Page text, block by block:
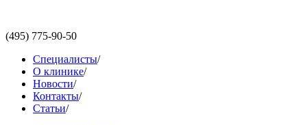
(495) 775-90-50
Специалисты/
О клинике/
Новости/
Контакты/
Статьи/